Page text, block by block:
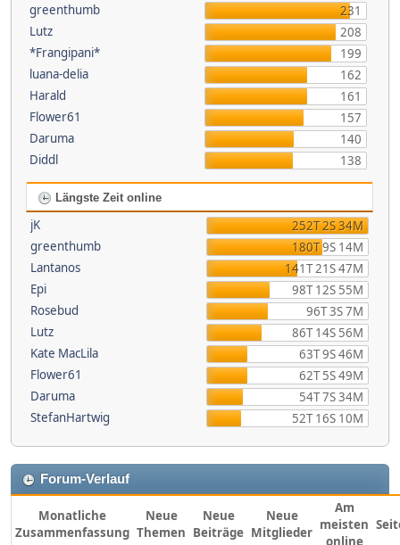
greenthumb
231
Lutz
208
*Frangipani*
199
luana-delia
162
Harald
161
Flower61
157
Daruma
140
Diddl
138
Längste Zeit online
jK
252T 2S 34M
greenthumb
180T 9S 14M
Lantanos
141T 21S 47M
Epi
98T 12S 55M
Rosebud
96T 3S 7M
Lutz
86T 14S 56M
Kate MacLila
63T 9S 46M
Flower61
62T 5S 49M
Daruma
54T 7S 34M
StefanHartwig
52T 16S 10M
Forum-Verlauf
Monatliche
Zusammenfassung
Neue
Themen
Neue
Beiträge
Neue
Mitglieder
Am
meisten
online